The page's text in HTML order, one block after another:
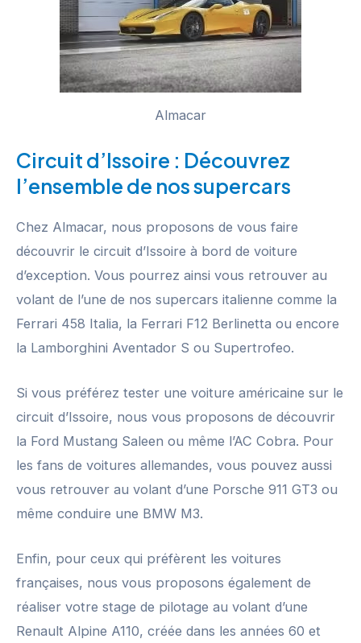
Almacar
Circuit d’Issoire : Découvrez
l’ensemble de nos supercars
Chez Almacar, nous proposons de vous faire
découvrir le circuit d’Issoire à bord de voiture
d’exception. Vous pourrez ainsi vous retrouver au
volant de l’une de nos supercars italienne comme la
Ferrari 458 Italia, la Ferrari F12 Berlinetta ou encore
la Lamborghini Aventador S ou Supertrofeo.
Si vous préférez tester une voiture américaine sur le
circuit d’Issoire, nous vous proposons de découvrir
la Ford Mustang Saleen ou même l’AC Cobra. Pour
les fans de voitures allemandes, vous pouvez aussi
vous retrouver au volant d’une Porsche 911 GT3 ou
même conduire une BMW M3.
Enfin, pour ceux qui préfèrent les voitures
françaises, nous vous proposons également de
réaliser votre stage de pilotage au volant d’une
Renault Alpine A110, créée dans les années 60 et